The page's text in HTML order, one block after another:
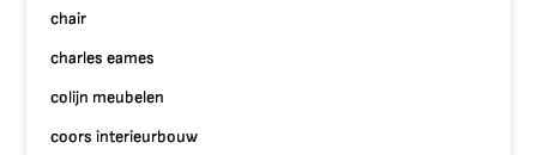
chair
charles eames
colijn meubelen
coors interieurbouw